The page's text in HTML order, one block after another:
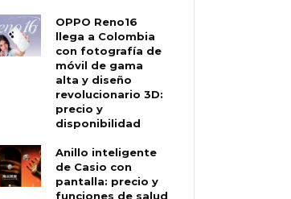
OPPO Reno16
llega a Colombia
con fotografía de
móvil de gama
alta y diseño
revolucionario 3D:
precio y
disponibilidad
Anillo inteligente
de Casio con
pantalla: precio y
funciones de salud